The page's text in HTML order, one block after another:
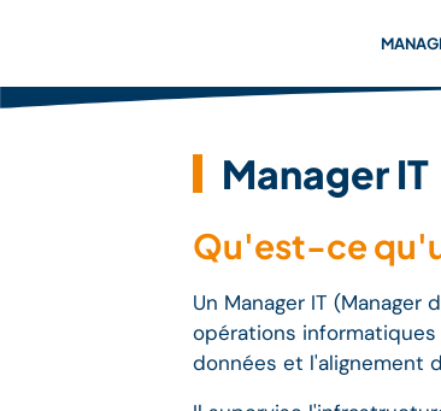
Manager IT
Qu'est-ce
Un Manager IT
opérations
données et l'alignement